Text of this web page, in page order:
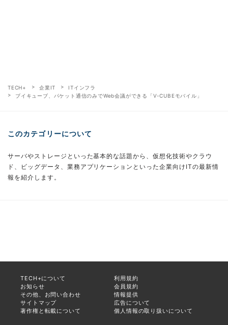
TECH+ 企業IT
ITインフラ
ブイキューブ、パケット通信のみでWeb会議ができる「V-CUBEモバイル」
このカテゴリーについて
サーバやストレージといった基本的な話題から、仮想化技術やクラウ
ド、ビッグデータ、業務アプリケーションといった企業向けITの最新情
報を紹介します。
TECH+について
利用規約
お知らせ
会員規約
その他、お問い合わせ
情報提供
サイトマップ
広告について
著作権と転載について
個人情報の取り扱いについて